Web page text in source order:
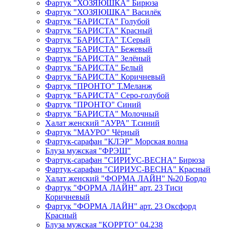
Фартук "ХОЗЯЮШКА" Бирюза
Фартук "ХОЗЯЮШКА" Василёк
Фартук "БАРИСТА" Голубой
Фартук "БАРИСТА" Красный
Фартук "БАРИСТА" Т.Серый
Фартук "БАРИСТА" Бежевый
Фартук "БАРИСТА" Зелёный
Фартук "БАРИСТА" Белый
Фартук "БАРИСТА" Коричневый
Фартук "ПРОНТО" Т.Меланж
Фартук "БАРИСТА" Серо-голубой
Фартук "ПРОНТО" Синий
Фартук "БАРИСТА" Молочный
Халат женский "АУРА" Т.синий
Фартук "МАУРО" Чёрный
Фартук-сарафан "КЛЭР" Морская волна
Блуза мужская "ФРЭШ"
Фартук-сарафан "СИРИУС-ВЕСНА" Бирюза
Фартук-сарафан "СИРИУС-ВЕСНА" Красный
Халат женский "ФОРМА ЛАЙН" №20 Бордо
Фартук "ФОРМА ЛАЙН" арт. 23 Тиси
Коричневый
Фартук "ФОРМА ЛАЙН" арт. 23 Оксфорд
Красный
Блуза мужская "КОРРТО" 04.238